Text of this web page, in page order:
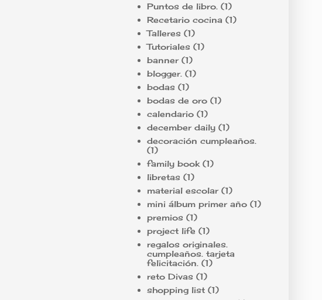
Puntos de libro. (1)
Recetario cocina (1)
Talleres (1)
Tutoriales (1)
banner (1)
blogger. (1)
bodas (1)
bodas de oro (1)
calendario (1)
december daily (1)
decoración cumpleaños.
(1)
family book (1)
libretas (1)
material escolar (1)
mini álbum primer año (1)
premios (1)
project life (1)
regalos originales.
cumpleaños. tarjeta
felicitación. (1)
reto Divas (1)
shopping list (1)